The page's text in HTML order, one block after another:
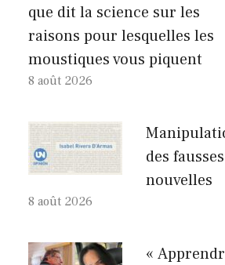
que dit la science sur les
raisons pour lesquelles les
moustiques vous piquent
8 août 2026
des fausses
nouvelles
8 août 2026
«